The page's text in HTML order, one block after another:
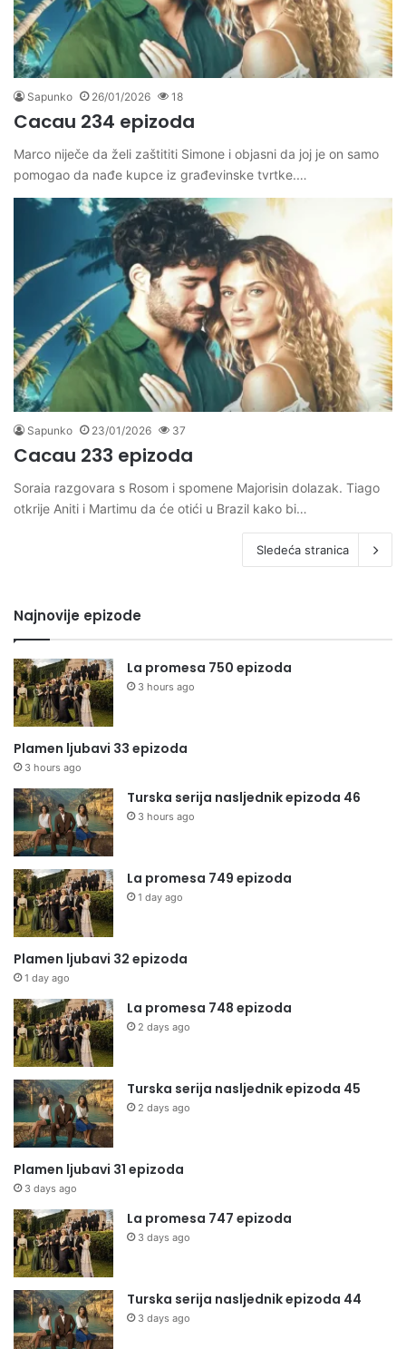
Sapunko 26/01/2026 18
Cacau 234 epizoda
Marco niječe da želi zaštititi Simone i objasni da joj je on samo
pomogao da nađe kupce iz građevinske tvrtke.…
Sapunko 23/01/2026 37
Cacau 233 epizoda
Soraia razgovara s Rosom i spomene Majorisin dolazak. Tiago
otkrije Aniti i Martimu da će otići u Brazil kako bi…
Sledeća stranica
Najnovije epizode
La promesa 750 epizoda
3 hours ago
Plamen ljubavi 33 epizoda
3 hours ago
Turska serija nasljednik epizoda 46
3 hours ago
La promesa 749 epizoda
1 day ago
Plamen ljubavi 32 epizoda
1 day ago
La promesa 748 epizoda
2 days ago
Turska serija nasljednik epizoda 45
2 days ago
Plamen ljubavi 31 epizoda
3 days ago
La promesa 747 epizoda
3 days ago
Turska serija nasljednik epizoda 44
3 days ago